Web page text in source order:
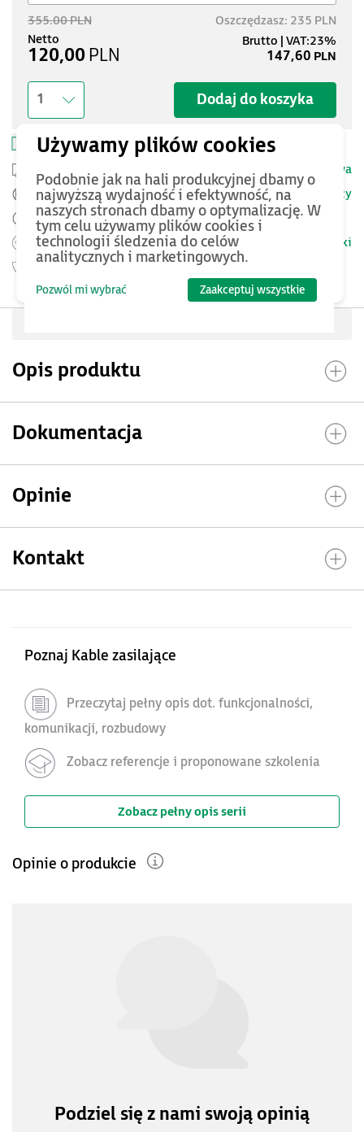
355.00 PLN Oszczędzasz: 235 PLN
Dodaj do koszyka
1
Zapisz w schowku Drukuj kartę produktu
120,00 PLN 147,60 PLN
Przesyłka kurierska - 25 PLN netto
Dostawa
Pomoc Techniczna ASTOR
Szczegóły
Zamów przed 12:00 - dostawa następnego dnia
Możesz zwrócić produktdo 14 dni.
Warunki
Gwarancja
24 miesięcy
Opis produktu
Dokumentacja
Opinie
Kontakt
Poznaj Kable zasilające
Przeczytaj pełny opis dot. funkcjonalności,
komunikacji, rozbudowy
Zobacz referencje i proponowane szkolenia
Zobacz pełny opis serii
Opinie o produkcie
Podziel się z nami swoją opinią
Podobnie jak na hali produkcyjnej dbamy o
najwyższą wydajność i efektywność, na
naszych stronach dbamy o optymalizację. W
tym celu używamy plików cookies i
technologii śledzenia do celów
analitycznych i marketingowych.
Pozwól mi wybrać Zaakceptuj wszystkie